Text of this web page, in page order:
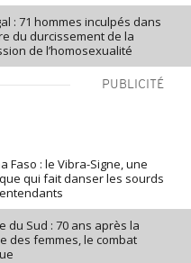
: 71 hommes inculpés dans
du durcissement de la
de l’homosexualité
PUBLICITÉ
Faso : le Vibra-Signe, une
qui fait danser les sourds
du Sud : 70 ans après la
des femmes, le combat